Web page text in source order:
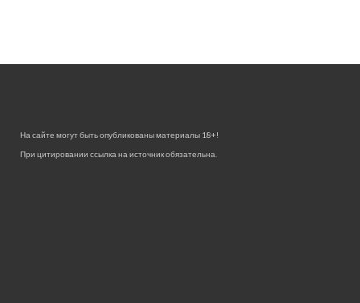
На сайте могут быть опубликованы материалы 18+!
При цитировании ссылка на источник обязательна.